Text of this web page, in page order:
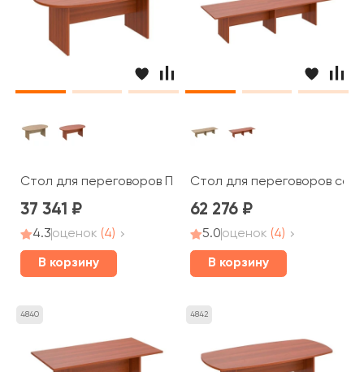
Стол для переговоров ПТ 136 Patriot
37 341
4.3оценок (4)
В корзину
Стол для переговоров
62 276
5.0оценок (4)
В корзину
4840 4842